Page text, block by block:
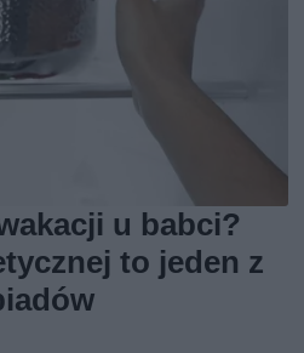
u babci?
to jeden z